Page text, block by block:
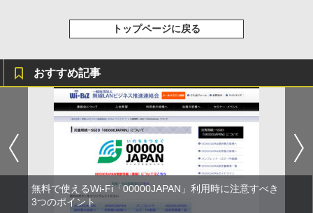
トップページに戻る
おすすめ記事
無料で使えるWi-Fi「00000JAPAN」利用時に注意すべき
3つのポイント